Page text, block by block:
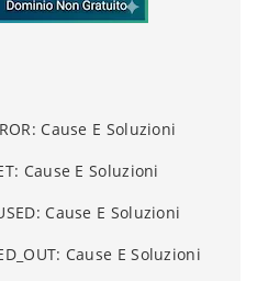
Cause E Soluzioni
Cause E Soluzioni
Cause E Soluzioni
Cause E Soluzioni